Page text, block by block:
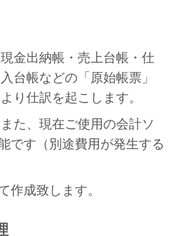
現金出納帳・売上台帳・仕
入台帳などの「原始帳票」
より仕訳を起こします。
また、現在ご使用の会計ソ
です（別途費用が発生する
作成致します。